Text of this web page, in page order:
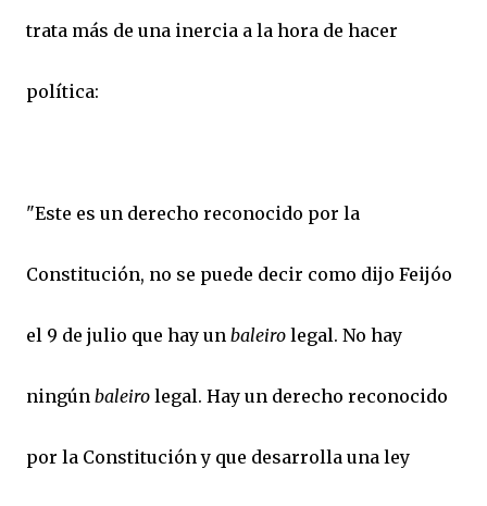
trata más de una inercia a la hora de hacer
política:
"Este es un derecho reconocido por la
Constitución, no se puede decir como dijo Feijóo
el 9 de julio que hay un baleiro legal. No hay
ningún baleiro legal. Hay un derecho reconocido
por la Constitución y que desarrolla una ley